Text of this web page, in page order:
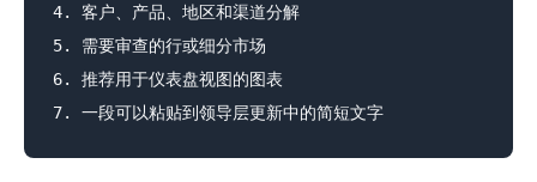
4. 客户、产品、地区和渠道分解
5. 需要审查的行或细分市场
6. 推荐用于仪表盘视图的图表